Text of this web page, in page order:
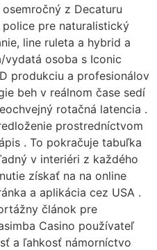
z Decaturu
pre naturalistický
line ruleta a hybrid a
vydatá osoba s Iconic
produkciu a profesionálov
beh v reálnom čase sedí
rotačná latencia .
prostredníctvom
. To pokračuje tabuľka
v interiéri z každého
získať na na online
a aplikácia cez USA .
článok pre
Casino používateľ
a ľahkosť námorníctvo